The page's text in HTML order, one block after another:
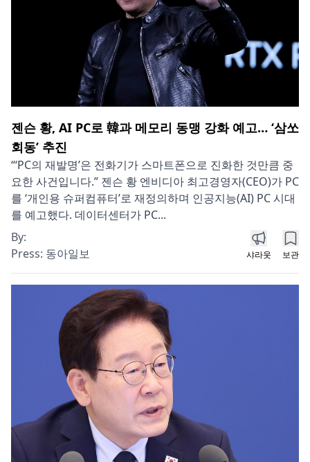
젠슨 황, AI PC로 韓과 메모리 동맹 강화 예고… ‘삼쏘
회동’ 추진
“‘PC의 재발명’은 전화기가 스마트폰으로 진화한 것만큼 중
요한 사건입니다.” 젠슨 황 엔비디아 최고경영자(CEO)가 PC
를 ‘개인용 슈퍼컴퓨터’로 재정의하며 인공지능(AI) PC 시대
를 예고했다. 데이터센터가 PC...
By:
Press: 동아일보 샤라웃 보관